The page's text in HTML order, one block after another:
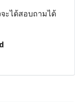
ะได้สอบถามได้